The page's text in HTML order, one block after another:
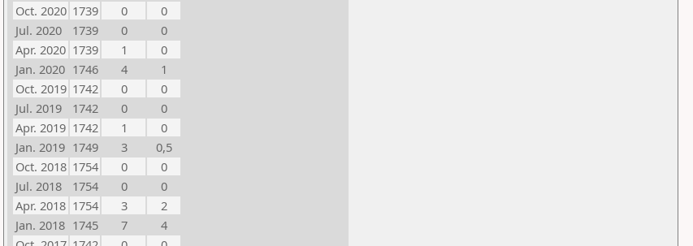
Oct. 2020 1739 0
0
Jul. 2020
1739 0
0
Apr. 2020 1739 1
0
Jan. 2020 1746 4
1
Oct. 2019 1742 0
0
Jul. 2019
1742 0
0
Apr. 2019 1742 1
0
Jan. 2019 1749 3
0,5
Oct. 2018 1754 0
0
Jul. 2018
1754 0
0
Apr. 2018 1754 3
2
Jan. 2018 1745 7
4